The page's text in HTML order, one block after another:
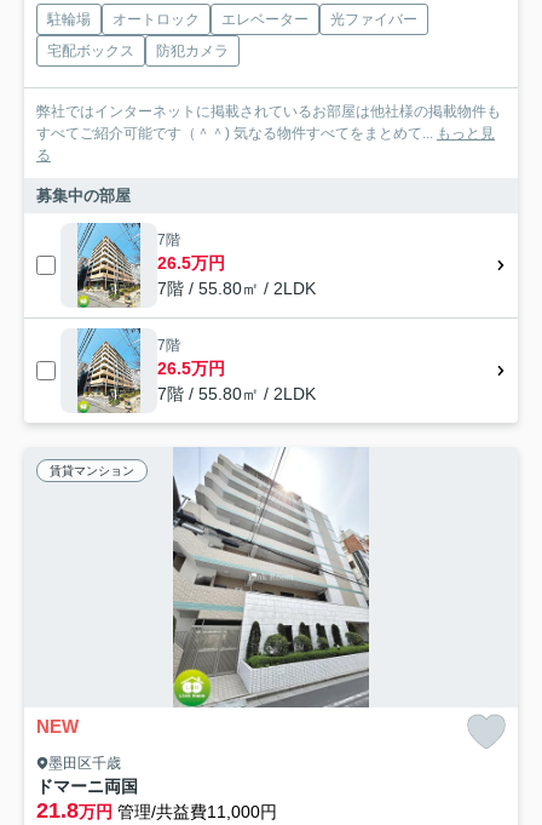
駐輪場 オートロック エレベーター
光ファイバー
宅配ボックス
防犯カメラ
弊社ではインターネットに掲載されているお部屋は他社様の掲載物件も
すべてご紹介可能です（＾＾) 気なる物件すべてをまとめて... もっと見
る
募集中の部屋
7階
26.5万円
7階 / 55.80㎡ / 2LDK
7階
26.5万円
7階 / 55.80㎡ / 2LDK
賃貸マンション
NEW
墨田区千歳
ドマーニ両国
21.8万円 管理/共益費11,000円